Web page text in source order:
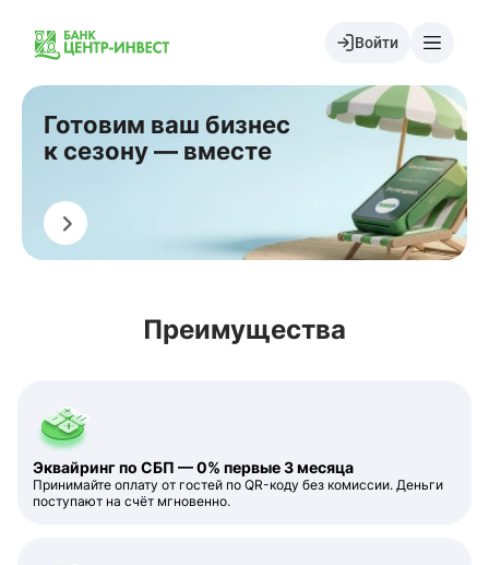
Войти
Готовим ваш бизнес
к сезону — вместе
Оставить заявку
Преимущества
Эквайринг по СБП — 0% первые 3 месяца
Принимайте оплату от гостей по QR-коду без комиссии. Деньги
поступают на счёт мгновенно.